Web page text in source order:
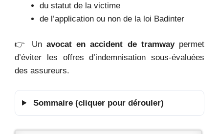
du statut de la victime
de l’application ou non de la loi Badinter
👉 Un avocat en accident de tramwaypermet
d’éviter les offres d’indemnisation sous-évaluées
des assureurs.
Sommaire (cliquer pour dérouler)